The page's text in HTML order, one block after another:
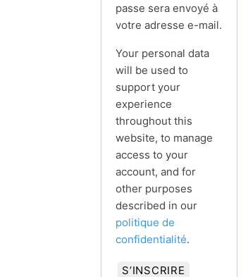
passe sera envoyé à
votre adresse e-mail.
Your personal data
will be used to
support your
experience
throughout this
website, to manage
access to your
account, and for
other purposes
described in our
politique de
confidentialité.
S’INSCRIRE